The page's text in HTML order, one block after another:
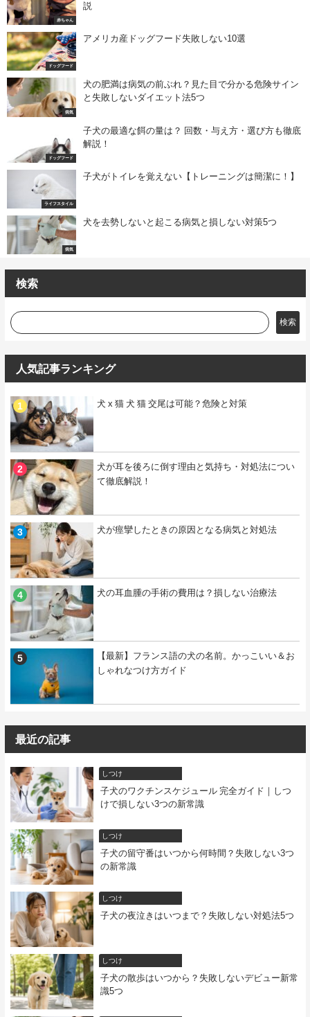
赤ちゃん
説
ドッグフード
アメリカ産ドッグフード失敗しない10選
病気
犬の肥満は病気の前ぶれ？見た目で分かる危険サイン
と失敗しないダイエット法5つ
ドッグフード
子犬の最適な餌の量は？ 回数・与え方・選び方も徹底
解説！
ライフスタイル
子犬がトイレを覚えない【トレーニングは簡潔に！】
病気
犬を去勢しないと起こる病気と損しない対策5つ
検索
検索
人気記事ランキング
犬 x 猫 犬 猫 交尾は可能？危険と対策
犬が耳を後ろに倒す理由と気持ち・対処法につい
て徹底解説！
犬が痙攣したときの原因となる病気と対処法
犬の耳血腫の手術の費用は？損しない治療法
【最新】フランス語の犬の名前。かっこいい＆お
しゃれなつけ方ガイド
最近の記事
しつけ
子犬のワクチンスケジュール 完全ガイド｜しつ
けで損しない3つの新常識
しつけ
子犬の留守番はいつから何時間？失敗しない3つ
の新常識
しつけ
子犬の夜泣きはいつまで？失敗しない対処法5つ
しつけ
子犬の散歩はいつから？失敗しないデビュー新常
識5つ